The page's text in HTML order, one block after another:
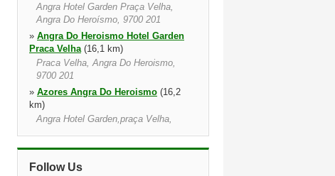
Angra Hotel Garden Praça Velha,
Angra Do Heroísmo, 9700 201
» Angra Do Heroismo Hotel Garden
Praca Velha(16,1 km)
Praca Velha, Angra Do Heroismo,
9700 201
» Azores Angra Do Heroismo (16,2
km)
Angra Hotel Garden,praça Velha,
Follow Us